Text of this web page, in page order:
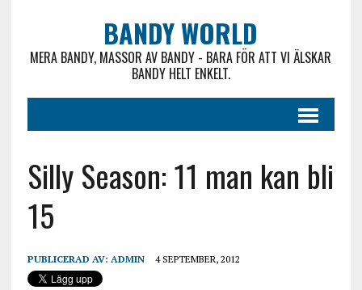
BANDY WORLD
MERA BANDY, MASSOR AV BANDY - BARA FÖR ATT VI ÄLSKAR
BANDY HELT ENKELT.
Silly Season: 11 man kan bli
15
PUBLICERAD AV: ADMIN 4 SEPTEMBER, 2012